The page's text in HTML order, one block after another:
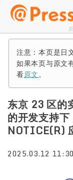
注意：本页是日
如果本页与原文
看原文。
东京 23 区的
的开发支持
NOTICE(R)
2025.03.12 11:30